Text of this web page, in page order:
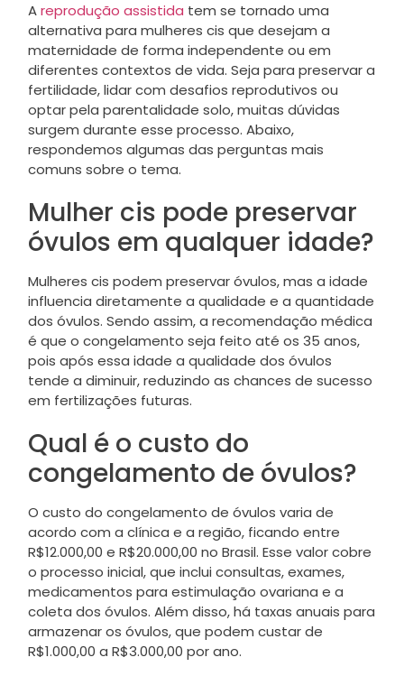
Areprodução assistida tem se tornado uma
alternativa para mulheres cis que desejam a
maternidade de forma independente ou em
diferentes contextos de vida. Seja para preservar a
fertilidade, lidar com desafios reprodutivos ou
optar pela parentalidade solo, muitas dúvidas
surgem durante esse processo. Abaixo,
respondemos algumas das perguntas mais
comuns sobre o tema.
Mulher cis pode preservar
óvulos em qualquer idade?
Mulheres cis podem preservar óvulos, mas a idade
influencia diretamente a qualidade e a quantidade
dos óvulos. Sendo assim, a recomendação médica
é que o congelamento seja feito até os 35 anos,
pois após essa idade a qualidade dos óvulos
tende a diminuir, reduzindo as chances de sucesso
em fertilizações futuras.
Qual é o custo do
congelamento de óvulos?
O custo do congelamento de óvulos varia de
acordo com a clínica e a região, ficando entre
R$12.000,00 e R$20.000,00 no Brasil. Esse valor cobre
o processo inicial, que inclui consultas, exames,
medicamentos para estimulação ovariana e a
coleta dos óvulos. Além disso, há taxas anuais para
armazenar os óvulos, que podem custar de
R$1.000,00 a R$3.000,00 por ano.